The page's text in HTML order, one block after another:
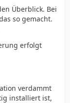
Überblick. Bei
so gemacht.
erfolgt
verdammt
installiert ist,